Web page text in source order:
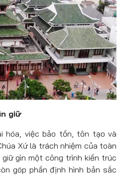
giữ
hóa, việc bảo tồn, tôn tạo và
Xứ là trách nhiệm của toàn
gìn một công trình kiến trúc
góp phần định hình bản sắc